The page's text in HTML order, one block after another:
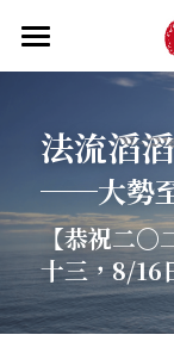
首頁
關於大鑑
成立緣起
關於大鑑
道場內景
大鑑導師
禪行者簡
．梁
自畫像
最新消息/課
芳嚴無涯
教法/文章/
法流滔
──大勢
【恭祝二〇
十三，8/16